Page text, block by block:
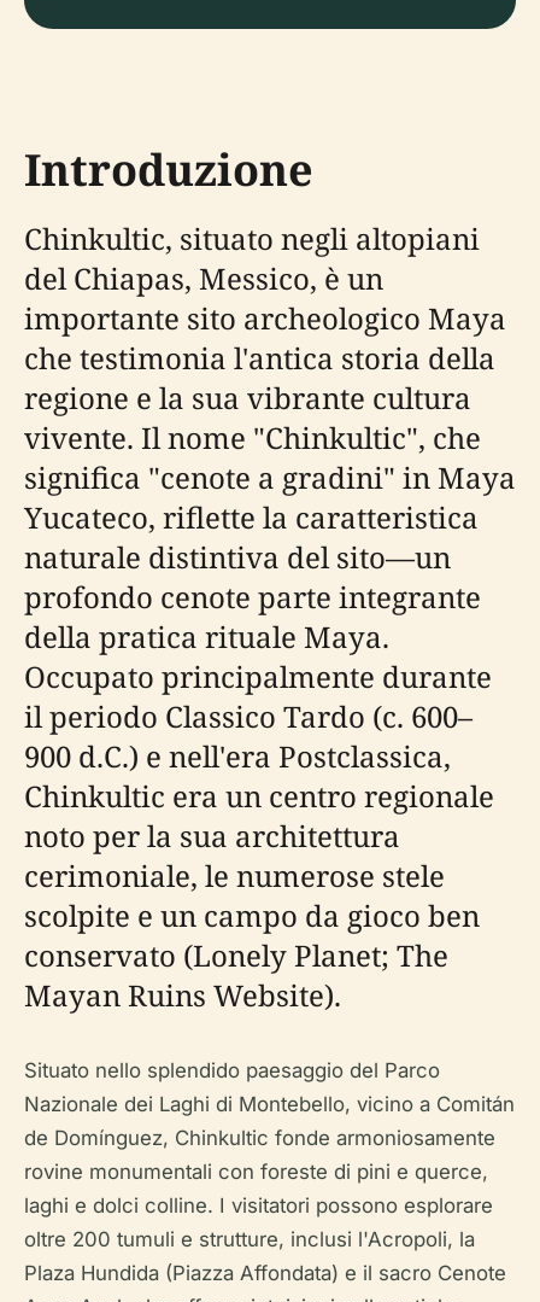
Introduzione
Chinkultic, situato negli altopiani
del Chiapas, Messico, è un
importante sito archeologico Maya
che testimonia l'antica storia della
regione e la sua vibrante cultura
vivente. Il nome "Chinkultic", che
significa "cenote a gradini" in Maya
Yucateco, riflette la caratteristica
naturale distintiva del sito—un
profondo cenote parte integrante
della pratica rituale Maya.
Occupato principalmente durante
il periodo Classico Tardo (c. 600–
900 d.C.) e nell'era Postclassica,
Chinkultic era un centro regionale
noto per la sua architettura
cerimoniale, le numerose stele
scolpite e un campo da gioco ben
conservato (Lonely Planet; The
Mayan Ruins Website).
Situato nello splendido paesaggio del Parco
Nazionale dei Laghi di Montebello, vicino a Comitán
de Domínguez, Chinkultic fonde armoniosamente
rovine monumentali con foreste di pini e querce,
laghi e dolci colline. I visitatori possono esplorare
oltre 200 tumuli e strutture, inclusi l'Acropoli, la
Plaza Hundida (Piazza Affondata) e il sacro Cenote